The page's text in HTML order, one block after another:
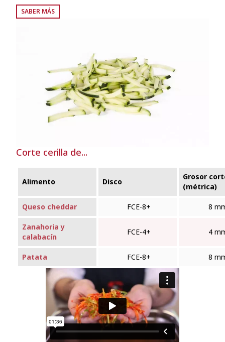
SABER MÁS
Corte cerilla de...
Alimento Disco
Grosor
(métrica)
Queso cheddar FCE‑8+ 8
Zanahoria y
calabacín
FCE‑4+ 4
Patata FCE‑8+ 8